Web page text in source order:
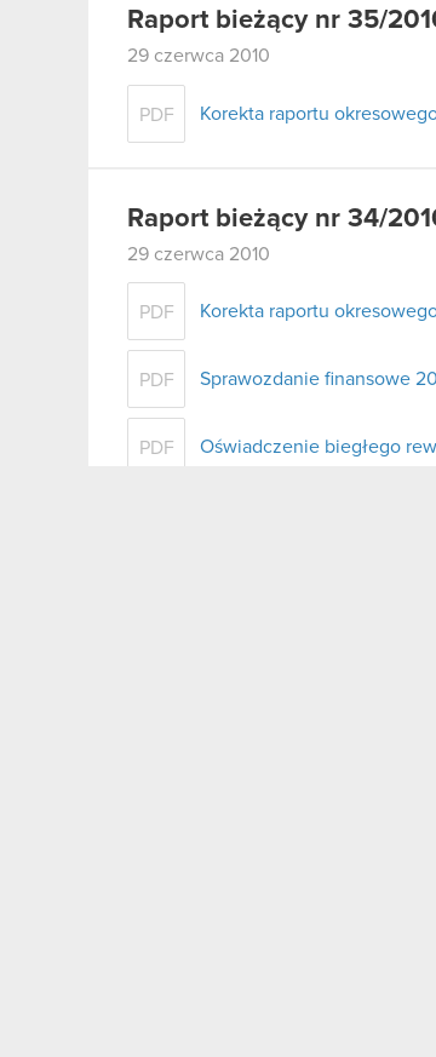
Raport bieżący nr 35/
29 czerwca 2010
PDF Korekta raportu
Raport bieżący nr 34/
29 czerwca 2010
PDF Korekta raportu
PDF Sprawozdanie finansowe
PDF Oświadczenie biegłego